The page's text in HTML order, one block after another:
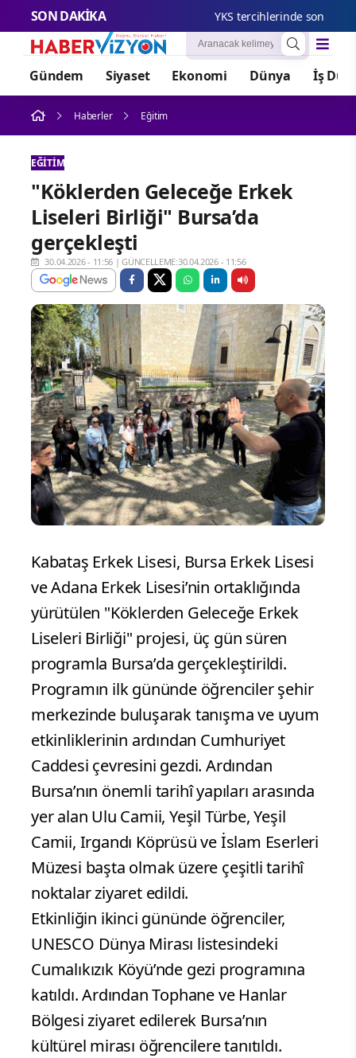
SON DAKİKA YKS tercihlerinde son günler:
Gündem Siyaset Ekonomi Dünya İş
Haberler Eğitim
EĞITIM
"Köklerden Geleceğe Erkek
Liseleri Birliği" Bursa’da
gerçekleşti
30.04.2026 - 11:56 |GÜNCELLEME:30.04.2026 - 11:56
Kabataş Erkek Lisesi, Bursa Erkek Lisesi
ve Adana Erkek Lisesi’nin ortaklığında
yürütülen "Köklerden Geleceğe Erkek
Liseleri Birliği" projesi, üç gün süren
programla Bursa’da gerçekleştirildi.
Programın ilk gününde öğrenciler şehir
merkezinde buluşarak tanışma ve uyum
etkinliklerinin ardından Cumhuriyet
Caddesi çevresini gezdi. Ardından
Bursa’nın önemli tarihî yapıları arasında
yer alan Ulu Camii, Yeşil Türbe, Yeşil
Camii, Irgandı Köprüsü ve İslam Eserleri
Müzesi başta olmak üzere çeşitli tarihî
noktalar ziyaret edildi.
Etkinliğin ikinci gününde öğrenciler,
UNESCO Dünya Mirası listesindeki
Cumalıkızık Köyü’nde gezi programına
katıldı. Ardından Tophane ve Hanlar
Bölgesi ziyaret edilerek Bursa’nın
kültürel mirası öğrencilere tanıtıldı.